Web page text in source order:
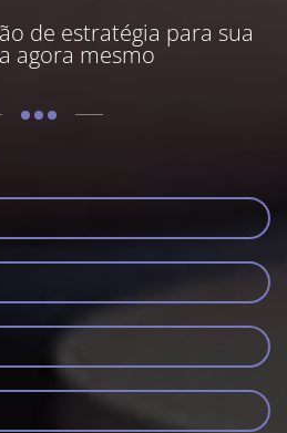
de estratégia para sua
agora mesmo